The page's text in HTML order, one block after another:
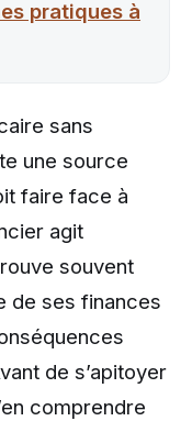
pratiques à
sans
une source
faire face à
agit
souvent
de ses finances
de s’apitoyer
comprendre